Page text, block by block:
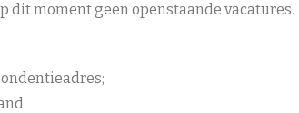
dit moment geen openstaande vacatures.